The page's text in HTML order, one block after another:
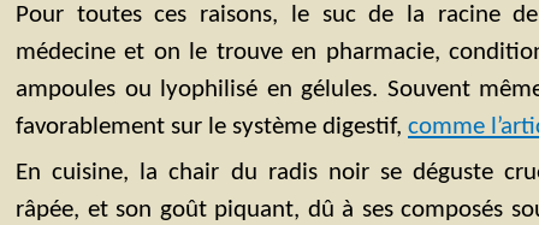
Pour toutes ces raisons, le suc de la racine
médecine et on le trouve en pharmacie,
ampoules ou lyophilisé en gélules. Souvent
favorablement sur le système digestif, comme
En cuisine, la chair du radis noir se déguste
râpée, et son goût piquant, dû à ses composés